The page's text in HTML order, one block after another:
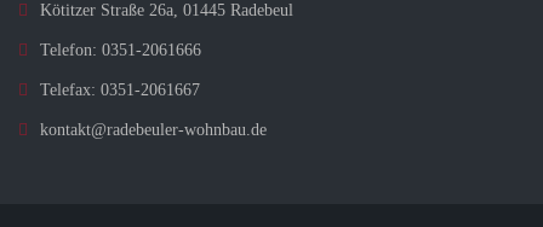
Kötitzer Straße 26a, 01445 Radebeul
Telefon: 0351-2061666
Telefax: 0351-2061667
kontakt@radebeuler-wohnbau.de